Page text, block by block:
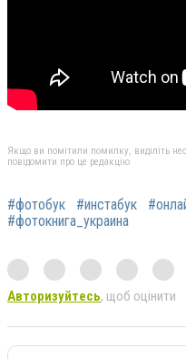
Якщо ви помітили помилку, виділіть
повідомити про це редакцію
#фотобук #инстабук
#фотокнига_украина
Авторизуйтесь, щоб оцінити